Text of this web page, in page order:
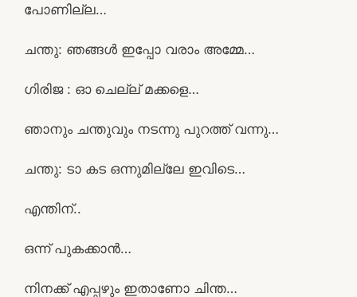
പോണില്ല…
ചന്തു: ഞങ്ങൾ ഇപ്പോ വരാം അമ്മേ…
ഗിരിജ : ഓ ചെല്ല് മക്കളെ…
ഞാനും ചന്തുവും നടന്നു പുറത്ത് വന്നു…
ചന്തു: ടാ കട ഒന്നുമില്ലേ ഇവിടെ…
എന്തിന്..
ഒന്ന് പുകക്കാൻ…
നിനക്ക് എപ്പഴും ഇതാണോ ചിന്ത…